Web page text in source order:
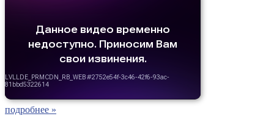
подробнее »